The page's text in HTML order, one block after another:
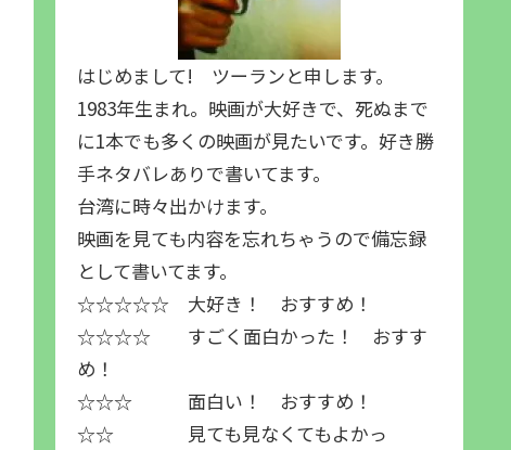
はじめまして! ツーランと申します。
1983年生まれ。映画が大好きで、死ぬまで
に1本でも多くの映画が見たいです。好き勝
手ネタバレありで書いてます。
台湾に時々出かけます。
映画を見ても内容を忘れちゃうので備忘録
として書いてます。
☆☆☆☆☆ 大好き！ おすすめ！
☆☆☆☆ すごく面白かった！ おすす
め！
☆☆☆ 面白い！ おすすめ！
☆☆ 見ても見なくてもよかっ